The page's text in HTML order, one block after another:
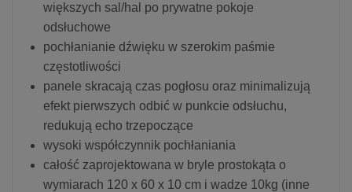
większych sal/hal po prywatne pokoje
odsłuchowe
pochłanianie dźwięku w szerokim paśmie
częstotliwości
panele skracają czas pogłosu oraz minimalizują
efekt pierwszych odbić w punkcie odsłuchu,
redukują echo trzepoczące
wysoki współczynnik pochłaniania
całość zaprojektowana w bryle prostokąta o
wymiarach 120 x 60 x 10 cm i wadze 10kg (inne